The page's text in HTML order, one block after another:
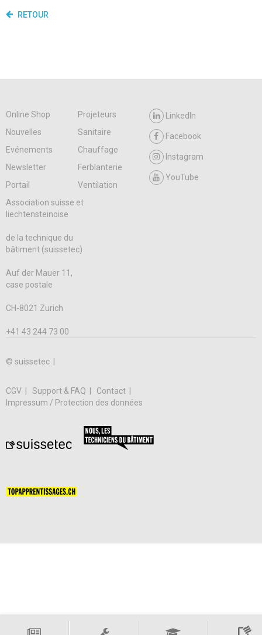
RETOUR
Online Shop
Projeteurs
Nouvelles
Sanitaire
Evénements
Chauffage
Newsletter
Ferblanterie
Portail
Ventilation
LinkedIn
Facebook
Instagram
YouTube
Association suisse et
liechtensteinoise
de la technique du
bâtiment (suissetec)
Auf der Mauer 11,
case postale
CH-8021 Zurich
+41 43 244 73 00
© suissetec |
CGV Support & FAQ
Contact
Impressum / Protection des données